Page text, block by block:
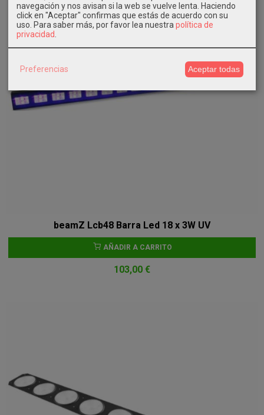
beamZ Lcb48 Barra Led 18 x 3W UV
AÑADIR A CARRITO
103,00 €
navegación y nos avisan si la web se vuelve lenta. Haciendo
click en "Aceptar" confirmas que estás de acuerdo con su
uso. Para saber más, por favor lea nuestra política de
privacidad
Preferencias Aceptar todas